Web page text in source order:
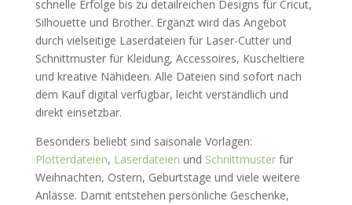
schnelle Erfolge bis zu detailreichen Designs für Cricut,
Silhouette und Brother. Ergänzt wird das Angebot
durch vielseitige Laserdateien für Laser-Cutter und
Schnittmuster für Kleidung, Accessoires, Kuscheltiere
und kreative Nähideen. Alle Dateien sind sofort nach
dem Kauf digital verfügbar, leicht verständlich und
direkt einsetzbar.
Besonders beliebt sind saisonale Vorlagen:
Plotterdateien, Laserdateien und Schnittmusterfür
Weihnachten, Ostern, Geburtstage und viele weitere
Anlässe. Damit entstehen persönliche Geschenke,